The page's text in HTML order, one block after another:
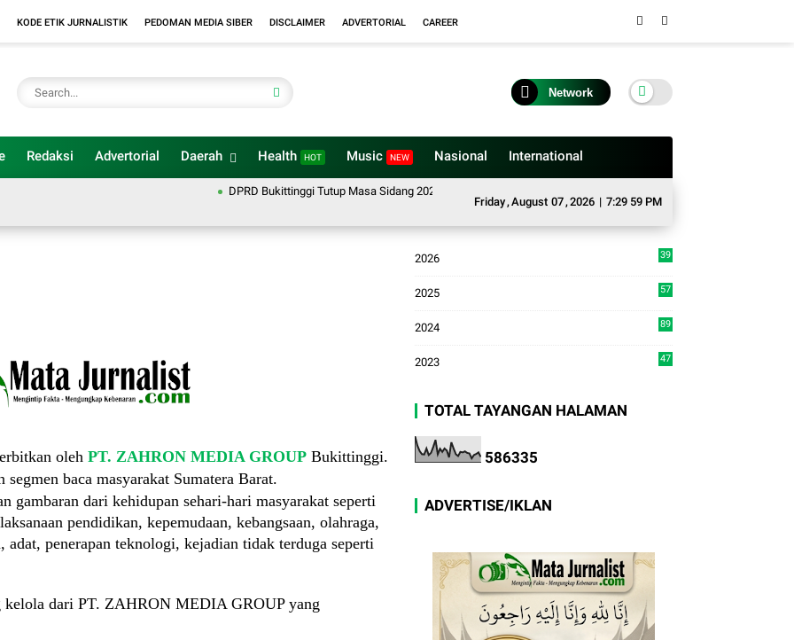
KODE ETIK JURNALISTIK PEDOMAN MEDIA SIBER DISCLAIMER ADVERTORIAL CAREER
Network
Redaksi Advertorial Daerah Health HOT Music NEW Nasional International
Friday,August 07,2026 | 7:29 59 PM
DPRD Bukittinggi Tutup Masa Sidang 2025–2026, Buka Tahun Sidang 2026-2027, Wako Ramlan Beri Apresiasi
oleh PT. ZAHRON MEDIA GROUP Bukittinggi.
baca masyarakat Sumatera Barat.
gambaran dari kehidupan sehari-hari masyarakat seperti
pendidikan, kepemudaan, kebangsaan, olahraga,
penerapan teknologi, kejadian tidak terduga seperti
kelola dari PT. ZAHRON MEDIA GROUP yang
2026
39
2025
57
2024
89
2023 47
TOTAL TAYANGAN HALAMAN
586335
ADVERTISE/IKLAN